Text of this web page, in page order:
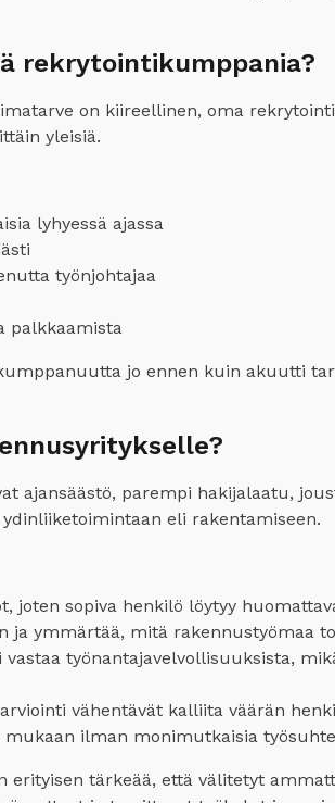
rekrytointikumppania?
on kiireellinen, oma
yleisiä.
lyhyessä ajassa
työnjohtajaa
palkkaamista
jo ennen kuin akuutti
ajansäästö, parempi hakijalaatu,
eli rakentamiseen.
joten sopiva henkilö löytyy
ymmärtää, mitä rakennustyömaa
työnantajavelvollisuuksista,
vähentävät kalliita väärän
ilman monimutkaisia
tärkeää, että välitetyt